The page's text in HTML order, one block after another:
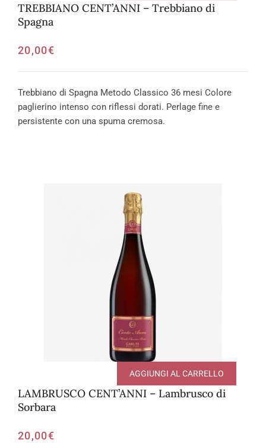
TREBBIANO CENT’ANNI – Trebbiano di
Spagna
20,00€
Trebbiano di Spagna Metodo Classico 36 mesi Colore
paglierino intenso con riflessi dorati. Perlage fine e
persistente con una spuma cremosa.
LAMBRUSCO CENT’ANNI – Lambrusco di
Sorbara
20,00€
AGGIUNGI AL CARRELLO